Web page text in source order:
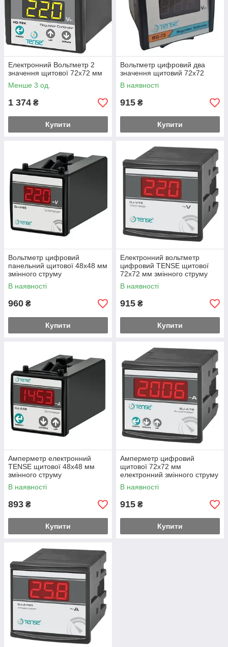
Електронний Вольтметр 2
значення щитової 72х72 мм
Менше 3 од.
1 374 ₴
Купити
Вольтметр цифровий два
значення щитовий 72х72
В наявності
915 ₴
Купити
Вольтметр цифровий
панельний щитової 48х48 мм
змінного струму
В наявності
960 ₴
Купити
Електронний вольтметр
цифровий TENSE щитової
72х72 мм змінного струму
В наявності
915 ₴
Купити
Амперметр електронний
TENSE щитової 48х48 мм
змінного струму
В наявності
893 ₴
Купити
Амперметр цифровий
щитової 72х72 мм
електронний змінного струму
В наявності
915 ₴
Купити